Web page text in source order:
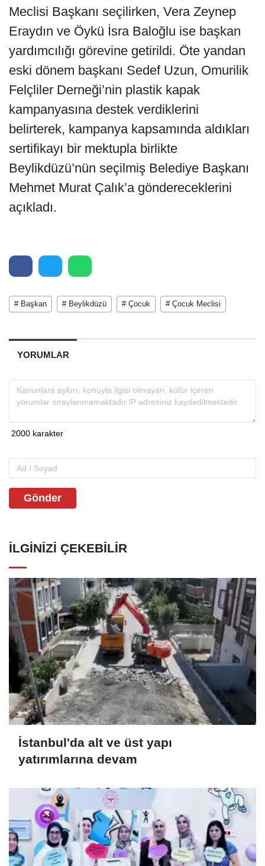
Meclisi Başkanı seçilirken, Vera Zeynep
Eraydın ve Öykü İsra Baloğlu ise başkan
yardımcılığı görevine getirildi. Öte yandan
eski dönem başkanı Sedef Uzun, Omurilik
Felçliler Derneği’nin plastik kapak
kampanyasına destek verdiklerini
belirterek, kampanya kapsamında aldıkları
sertifikayı bir mektupla birlikte
Beylikdüzü’nün seçilmiş Belediye Başkanı
Mehmet Murat Çalık’a göndereceklerini
açıkladı.
# Başkan # Beylikdüzü # Çocuk # Çocuk Meclisi
YORUMLAR
Gönder
İLGINIZI ÇEKEBILIR
İstanbul'da alt ve üst yapı
yatırımlarına devam